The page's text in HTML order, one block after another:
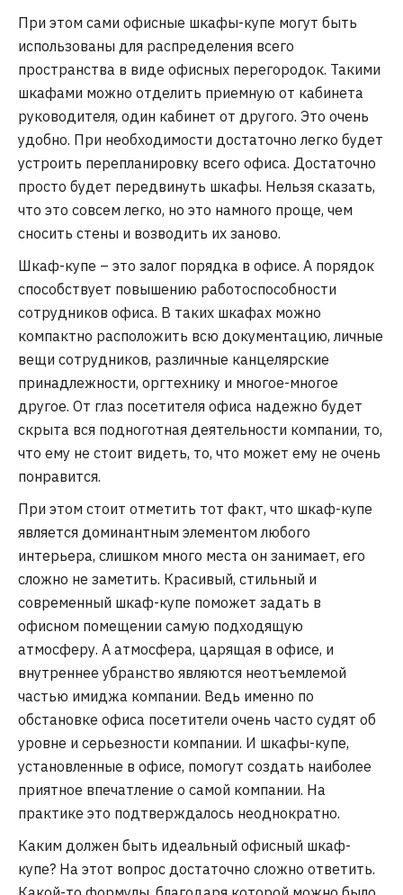
При этом сами офисные шкафы-купе могут быть
использованы для распределения всего
пространства в виде офисных перегородок. Такими
шкафами можно отделить приемную от кабинета
руководителя, один кабинет от другого. Это очень
удобно. При необходимости достаточно легко будет
устроить перепланировку всего офиса. Достаточно
просто будет передвинуть шкафы. Нельзя сказать,
что это совсем легко, но это намного проще, чем
сносить стены и возводить их заново.
Шкаф-купе – это залог порядка в офисе. А порядок
способствует повышению работоспособности
сотрудников офиса. В таких шкафах можно
компактно расположить всю документацию, личные
вещи сотрудников, различные канцелярские
принадлежности, оргтехнику и многое-многое
другое. От глаз посетителя офиса надежно будет
скрыта вся подноготная деятельности компании, то,
что ему не стоит видеть, то, что может ему не очень
понравится.
При этом стоит отметить тот факт, что шкаф-купе
является доминантным элементом любого
интерьера, слишком много места он занимает, его
сложно не заметить. Красивый, стильный и
современный шкаф-купе поможет задать в
офисном помещении самую подходящую
атмосферу. А атмосфера, царящая в офисе, и
внутреннее убранство являются неотъемлемой
частью имиджа компании. Ведь именно по
обстановке офиса посетители очень часто судят об
уровне и серьезности компании. И шкафы-купе,
установленные в офисе, помогут создать наиболее
приятное впечатление о самой компании. На
практике это подтверждалось неоднократно.
Каким должен быть идеальный офисный шкаф-
купе? На этот вопрос достаточно сложно ответить.